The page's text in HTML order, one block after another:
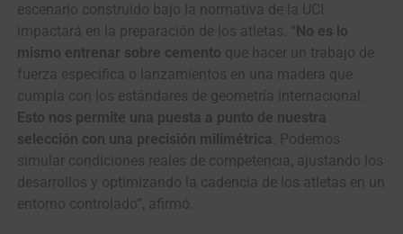
escenario construido bajo la normativa de la UCI
impactará en la preparación de los atletas. “No es lo
mismo entrenar sobre cemento que hacer un trabajo de
fuerza específica o lanzamientos en una madera que
cumpla con los estándares de geometría internacional.
Esto nos permite una puesta a punto de nuestra
selección con una precisión milimétrica . Podemos
simular condiciones reales de competencia, ajustando los
desarrollos y optimizando la cadencia de los atletas en un
entorno controlado”, afirmó.